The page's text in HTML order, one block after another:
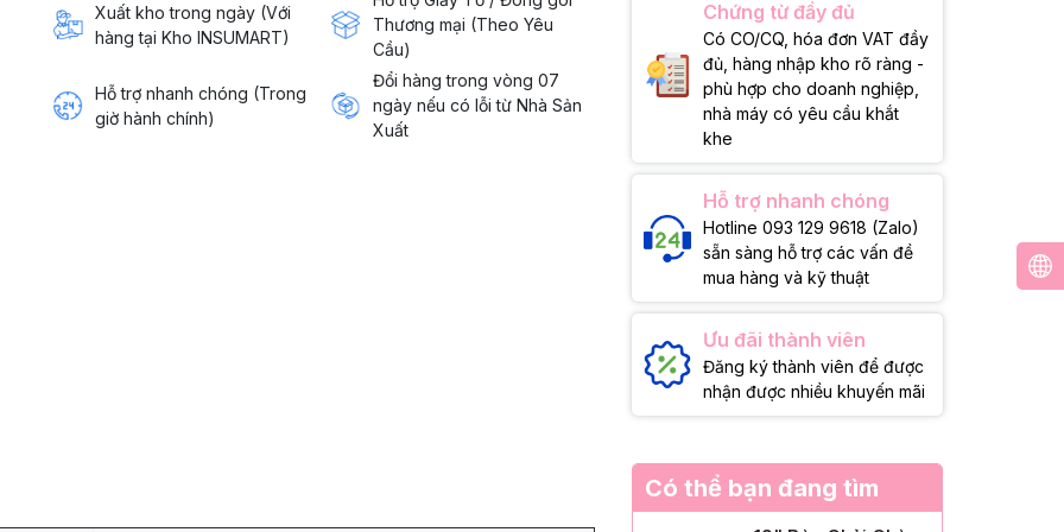
Xuất kho trong ngày (Với
hàng tại Kho INSUMART)
Thương mại (Theo Yêu
Cầu)
Hỗ trợ nhanh chóng (Trong
giờ hành chính)
Đổi hàng trong vòng 07
ngày nếu có lỗi từ Nhà Sản
Xuất
Chứng từ đầy đủ
Có CO/CQ, hóa đơn VAT đầy
đủ, hàng nhập kho rõ ràng -
phù hợp cho doanh nghiệp,
nhà máy có yêu cầu khắt
khe
Hỗ trợ nhanh chóng
Hotline 093 129 9618 (Zalo)
sẵn sàng hỗ trợ các vấn đề
mua hàng và kỹ thuật
Ưu đãi thành viên
Đăng ký thành viên để được
nhận được nhiều khuyến mãi
Có thể bạn đang tìm